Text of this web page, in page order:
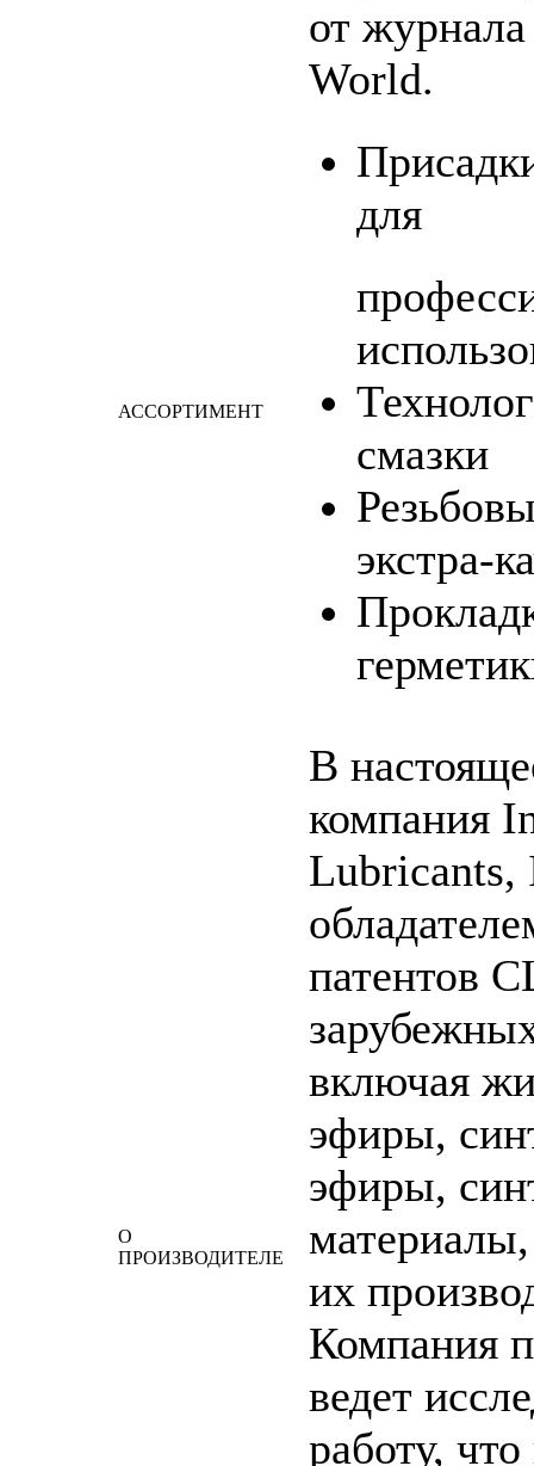
от
World.
АССОРТИМЕНТ
для
смазки
экстра-
О
ПРОИЗВОДИТЕЛЕ
В
компания
Lubricants,
патентов
включая
эфиры,
эфиры,
их
Компания
ведет
работу,